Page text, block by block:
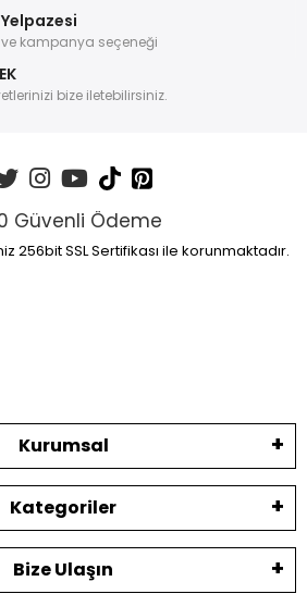
kampanya seçeneği
bize iletebilirsiniz.
Güvenli Ödeme
256bit SSL Sertifikası ile korunmaktadır.
Kurumsal
Kategoriler
Bize Ulaşın